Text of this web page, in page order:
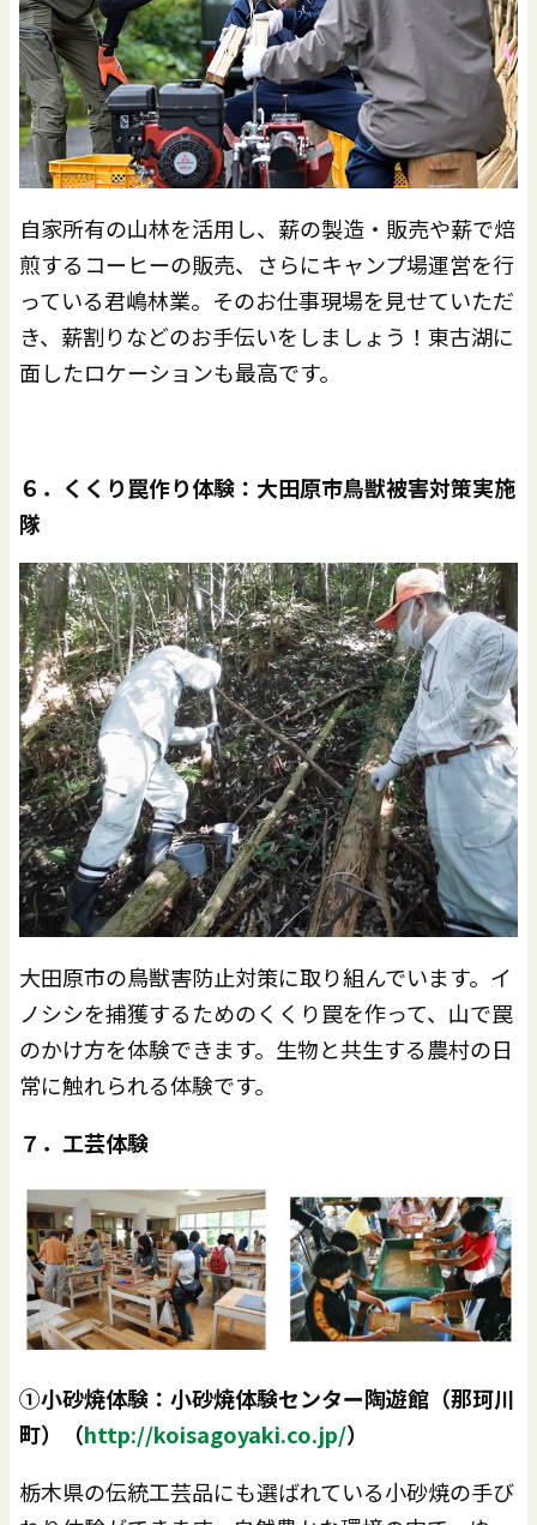
自家所有の山林を活用し、薪の製造・販売や薪で焙
煎するコーヒーの販売、さらにキャンプ場運営を行
っている君嶋林業。そのお仕事現場を見せていただ
き、薪割りなどのお手伝いをしましょう！東古湖に
面したロケーションも最高です。
６．くくり罠作り体験：大田原市鳥獣被害対策実施
隊
大田原市の鳥獣害防止対策に取り組んでいます。イ
ノシシを捕獲するためのくくり罠を作って、山で罠
のかけ方を体験できます。生物と共生する農村の日
常に触れられる体験です。
７．工芸体験
①小砂焼体験：小砂焼体験センター陶遊館（那珂川
町）（http://koisagoyaki.co.jp/）
栃木県の伝統工芸品にも選ばれている小砂焼の手び